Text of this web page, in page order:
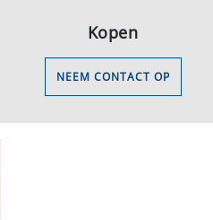
Kopen
NEEM CONTACT OP